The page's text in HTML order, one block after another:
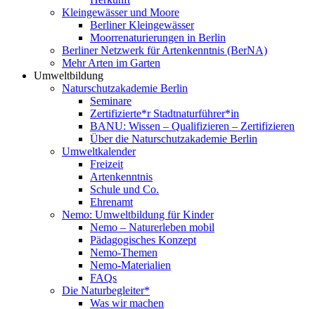
Kleingewässer und Moore
Berliner Kleingewässer
Moorrenaturierungen in Berlin
Berliner Netzwerk für Artenkenntnis (BerNA)
Mehr Arten im Garten
Umweltbildung
Naturschutzakademie Berlin
Seminare
Zertifizierte*r Stadtnaturführer*in
BANU: Wissen – Qualifizieren – Zertifizieren
Über die Naturschutzakademie Berlin
Umweltkalender
Freizeit
Artenkenntnis
Schule und Co.
Ehrenamt
Nemo: Umweltbildung für Kinder
Nemo – Naturerleben mobil
Pädagogisches Konzept
Nemo-Themen
Nemo-Materialien
FAQs
Die Naturbegleiter*
Was wir machen